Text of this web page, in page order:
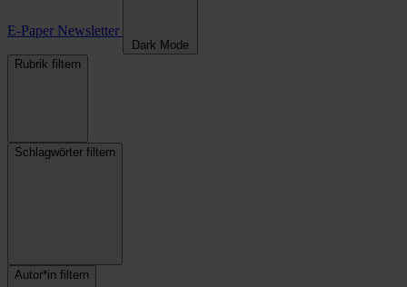
E-Paper Newsletter
Dark Mode
Rubrik filtern
Schlagwörter filtern
Autor*in filtern